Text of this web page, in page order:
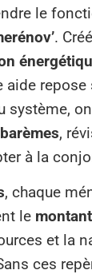
le
.
repose
système,
,
à la
, chaque
le
et la
ces